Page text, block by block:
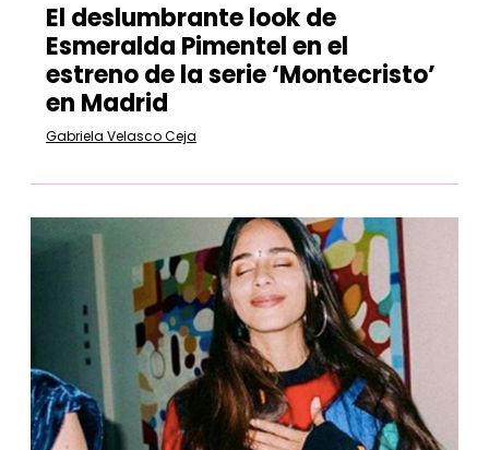
El deslumbrante look de
Esmeralda Pimentel en el
estreno de la serie ‘Montecristo’
en Madrid
Gabriela Velasco Ceja